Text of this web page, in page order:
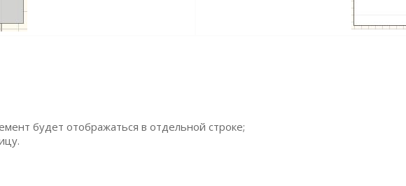
будет отображаться в отдельной строке;